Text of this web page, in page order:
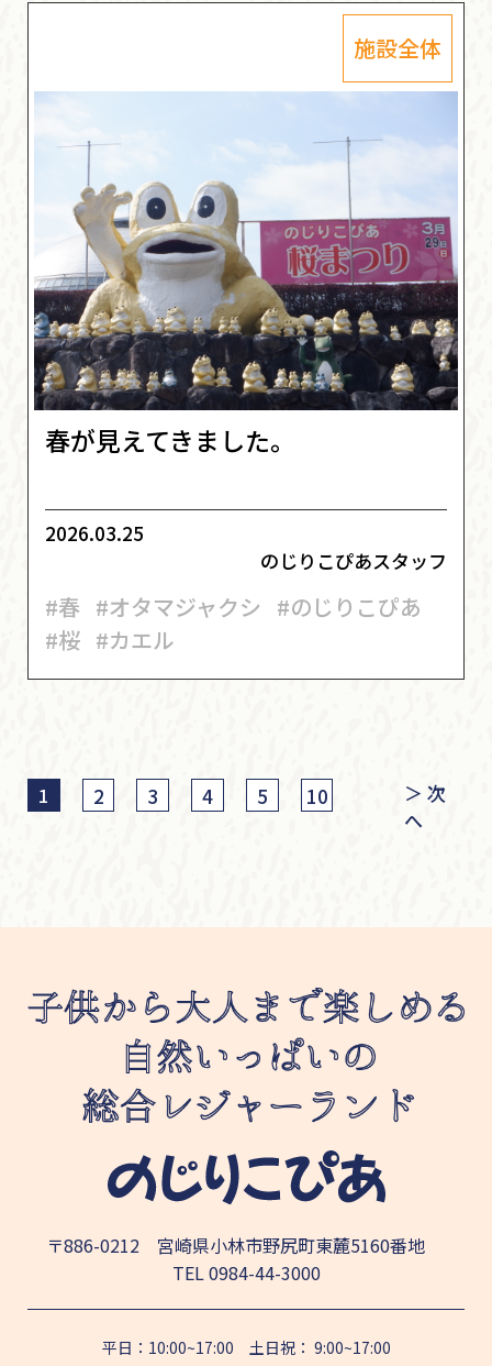
施設全体
春が見えてきました。
2026.03.25
のじりこぴあスタッフ
#春 #オタマジャクシ #のじりこぴあ
#桜 #カエル
1 2 3 4 5 10
＞ 次
へ
〒886-0212 宮崎県小林市野尻町東麓5160番地
TEL0984-44-3000
平日：10:00~17:00 土日祝： 9:00~17:00